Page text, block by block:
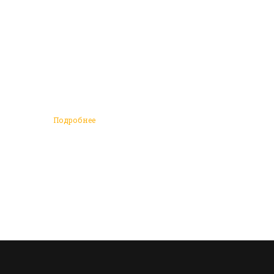
Подробнее